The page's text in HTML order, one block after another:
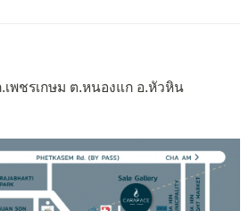
พชรเกษม ต.หนองแก อ.หัวหิน